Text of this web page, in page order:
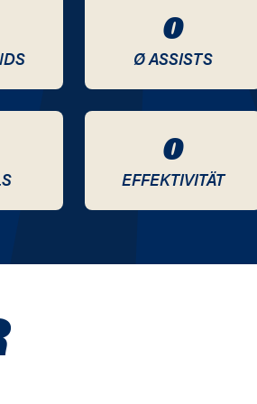
0
Ø ASSISTS
0
EFFEKTIVITÄT